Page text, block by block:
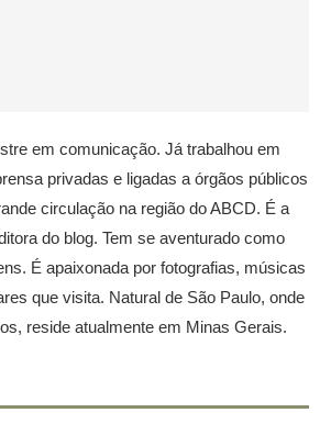
em comunicação. Já trabalhou em
privadas e ligadas a órgãos públicos
circulação na região do ABCD. É a
do blog. Tem se aventurado como
É apaixonada por fotografias, músicas
que visita. Natural de São Paulo, onde
reside atualmente em Minas Gerais.